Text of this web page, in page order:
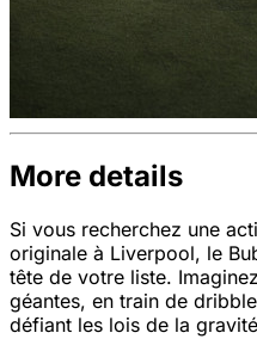
More details
Si vous recherchez une
originale à Liverpool, le
tête de votre liste.
géantes, en train de
défiant les lois de la